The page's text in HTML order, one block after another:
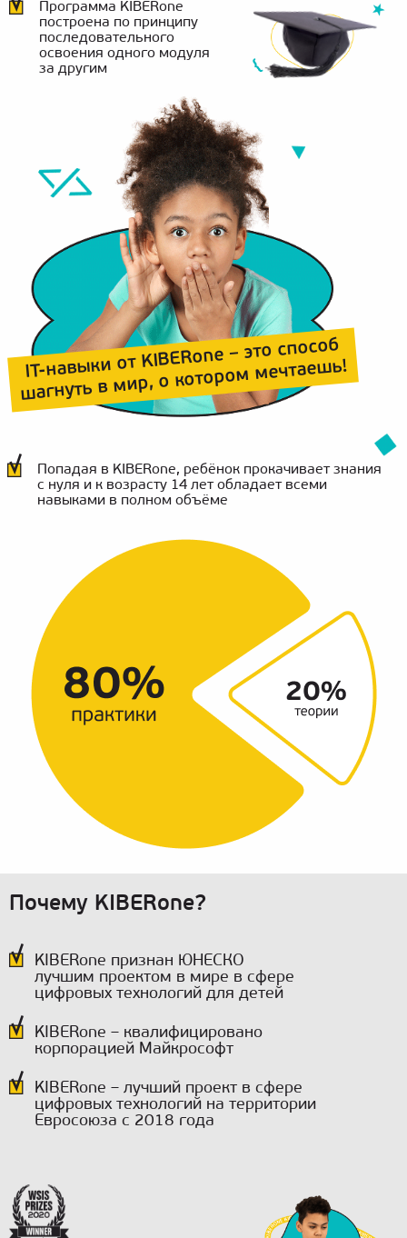
Программа KIBERone
построена по принципу
последовательного
освоения одного модуля
за другим
IT-навыки от KIBERone – это способ
шагнуть в мир, о котором мечтаешь!
Попадая в KIBERone, ребёнок прокачивает знания
с нуля и к возрасту 14 лет обладает всеми
навыками в полном объёме
Почему KIBERone?
KIBERone признан ЮНЕСКО
лучшим проектом в мире в сфере
цифровых технологий для детей
KIBERone – квалифицировано
корпорацией Майкрософт
KIBERone – лучший проект в сфере
цифровых технологий на территории
Евросоюза с 2018 года